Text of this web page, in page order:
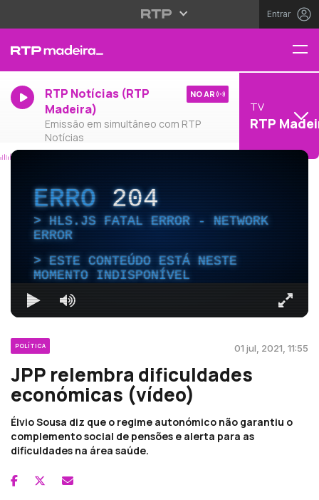
Entrar
RTP Notícias (RTP
Madeira)
Emissão em simultâneo com RTP
Notícias
NO AR
TV
RTP
ERRO204
HLS.JS FATAL ERROR - NETWORK
ERROR
ESTE CONTEÚDO ESTÁ NESTE
MOMENTO INDISPONÍVEL
POLÍTICA 01 jul, 2021, 11:55
JPP relembra dificuldades
económicas (vídeo)
Élvio Sousa diz que o regime autonómico não garantiu o
complemento social de pensões e alerta para as
dificuldades na área saúde.